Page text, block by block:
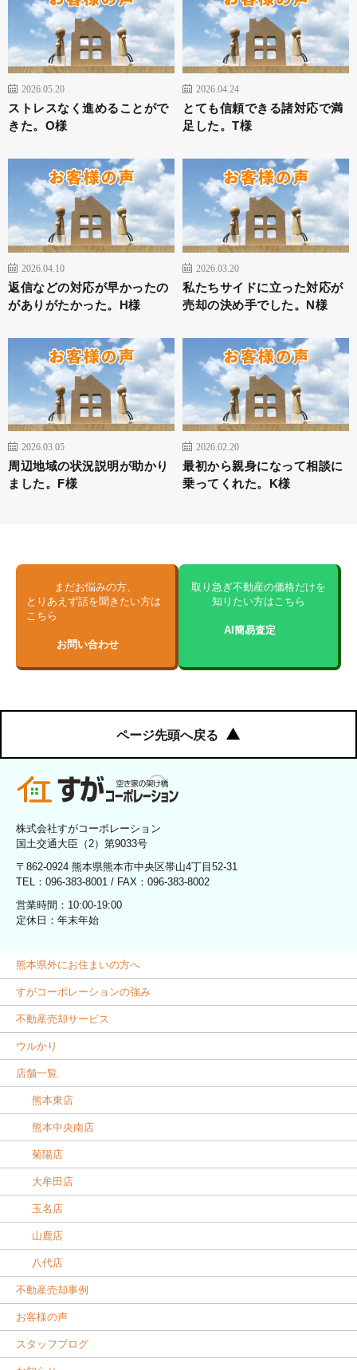
2026.05.20
ストレスなく進めることがで
きた。O様
2026.04.24
とても信頼できる諸対応で満
足した。T様
2026.04.10
返信などの対応が早かったの
がありがたかった。H様
2026.03.20
私たちサイドに立った対応が
売却の決め手でした。N様
2026.03.05
周辺地域の状況説明が助かり
ました。F様
2026.02.20
最初から親身になって相談に
乗ってくれた。K様
まだお悩みの方、
とりあえず話を聞きたい方は
こちら
お問い合わせ
取り急ぎ不動産の価格だけを
知りたい方はこちら
AI簡易査定
ページ先頭へ戻る
株式会社すがコーポレーション
国土交通大臣（2）第9033号
〒862-0924 熊本県熊本市中央区帯山4丁目52-31
TEL：096-383-8001 / FAX：096-383-8002
営業時間：10:00-19:00
定休日：年末年始
熊本県外にお住まいの方へ
すがコーポレーションの強み
不動産売却サービス
ウルかり
店舗一覧
熊本東店
熊本中央南店
菊陽店
大牟田店
玉名店
山鹿店
八代店
不動産売却事例
お客様の声
スタッフブログ